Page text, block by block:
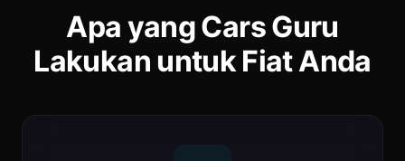
Apa yang Cars Guru
Lakukan untuk Fiat Anda